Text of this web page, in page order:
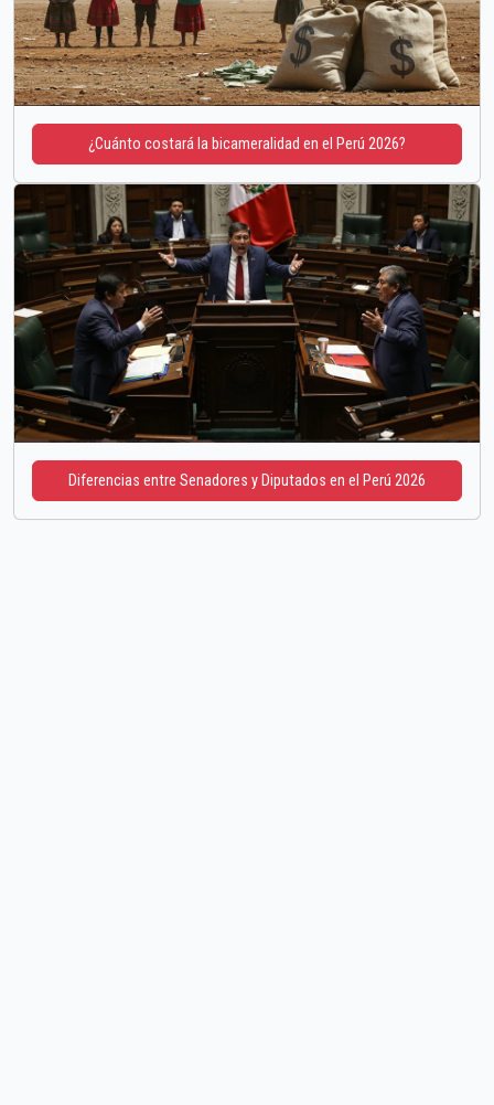
¿Cuánto costará la bicameralidad en el Perú 2026?
Diferencias entre Senadores y Diputados en el Perú 2026